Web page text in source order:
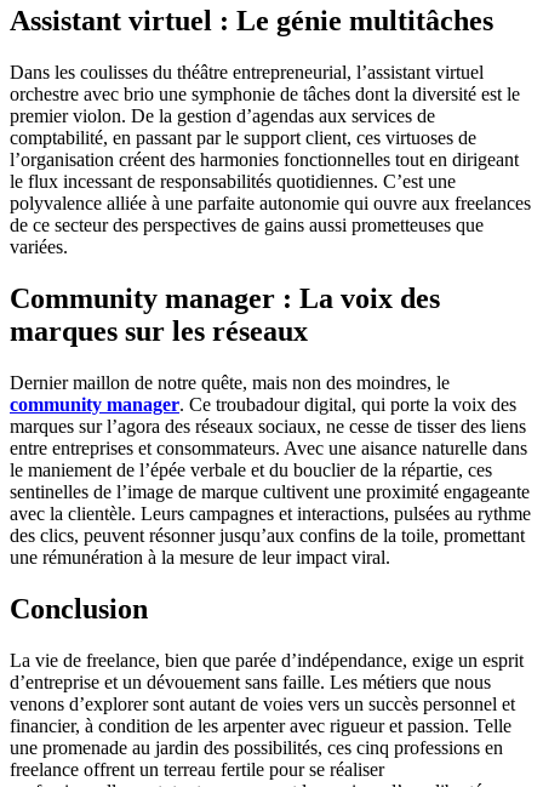
Assistant virtuel : Le génie multitâches
Dans les coulisses du théâtre entrepreneurial, l’assistant virtuel
orchestre avec brio une symphonie de tâches dont la diversité est le
premier violon. De la gestion d’agendas aux services de
comptabilité, en passant par le support client, ces virtuoses de
l’organisation créent des harmonies fonctionnelles tout en dirigeant
le flux incessant de responsabilités quotidiennes. C’est une
polyvalence alliée à une parfaite autonomie qui ouvre aux freelances
de ce secteur des perspectives de gains aussi prometteuses que
variées.
Community manager : La voix des
marques sur les réseaux
Dernier maillon de notre quête, mais non des moindres, le
community manager. Ce troubadour digital, qui porte la voix des
marques sur l’agora des réseaux sociaux, ne cesse de tisser des liens
entre entreprises et consommateurs. Avec une aisance naturelle dans
le maniement de l’épée verbale et du bouclier de la répartie, ces
sentinelles de l’image de marque cultivent une proximité engageante
avec la clientèle. Leurs campagnes et interactions, pulsées au rythme
des clics, peuvent résonner jusqu’aux confins de la toile, promettant
une rémunération à la mesure de leur impact viral.
Conclusion
La vie de freelance, bien que parée d’indépendance, exige un esprit
d’entreprise et un dévouement sans faille. Les métiers que nous
venons d’explorer sont autant de voies vers un succès personnel et
financier, à condition de les arpenter avec rigueur et passion. Telle
une promenade au jardin des possibilités, ces cinq professions en
freelance offrent un terreau fertile pour se réaliser